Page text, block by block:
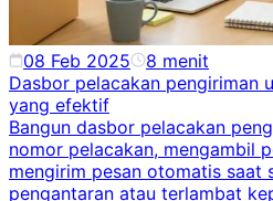
08 Feb 2025 8 menit
Dasbor pelacakan pengiriman
yang efektif
Bangun dasbor pelacakan
nomor pelacakan, mengambil
mengirim pesan otomatis saat
pengantaran atau terlambat